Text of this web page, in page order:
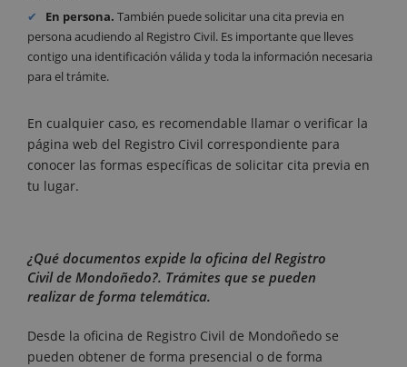
En persona. También puede solicitar una cita previa en
persona acudiendo al Registro Civil. Es importante que lleves
contigo una identificación válida y toda la información necesaria
para el trámite.
En cualquier caso, es recomendable llamar o verificar la
página web del Registro Civil correspondiente para
conocer las formas específicas de solicitar cita previa en
tu lugar.
¿Qué documentos expide la oficina del Registro
Civil de Mondoñedo?. Trámites que se pueden
realizar de forma telemática.
Desde la oficina de Registro Civil de Mondoñedo se
pueden obtener de forma presencial o de forma